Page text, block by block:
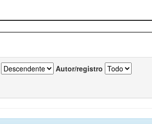
Autor/registro